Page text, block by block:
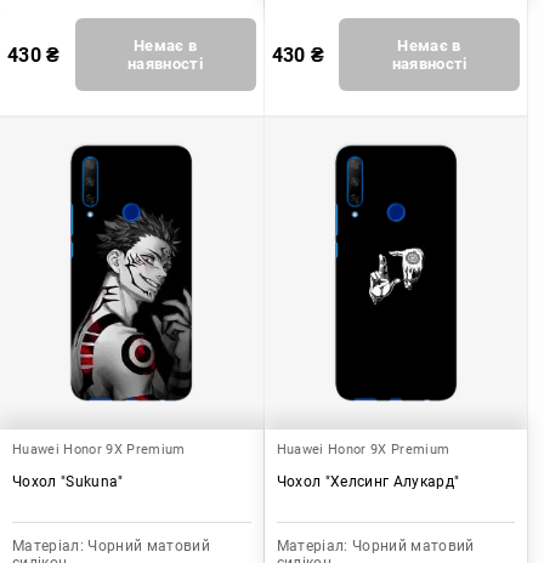
430₴
Немає в
наявності
430 ₴
Немає в
наявності
Huawei Honor 9X Premium
Чохол "Sukuna"
Матеріал: Чорний матовий
Huawei Honor 9X Premium
Чохол "Хелсинг Алукард"
Матеріал: Чорний матовий